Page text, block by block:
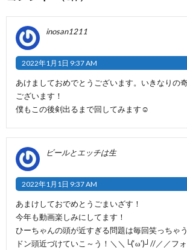
inosan1211
2022年1月1日 9:37 AM
あけましておめでとうございます。いきなりの
ございます！
僕もこの後剣出るまで回してみます☺
ビールとエッチは生
2022年1月1日 9:37 AM
あまけしておでめとうごまいざす！
今年も動画楽しみにしてます！
ひーちゃんの頭が近すぎる問題は毎回笑っちゃ
ドン頭近づけていこ～う！＼＼└(‘ω’)┘//／／フォ